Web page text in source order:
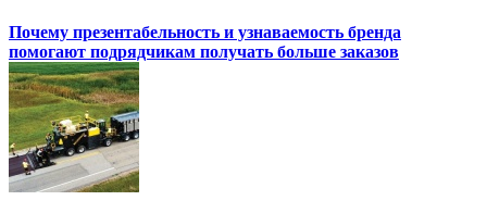
Почему презентабельность и узнаваемость бренда
помогают подрядчикам получать больше заказов